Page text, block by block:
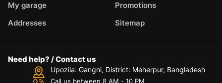
My garage
Addresses
Promotions
Sitemap
Need help? / Contact us
Upozila: Gangni, District: Meherpur, Bangladesh
Call us between 8 AM - 10 PM